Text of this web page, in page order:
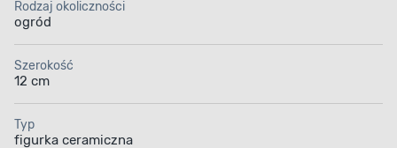
Rodzaj okoliczności
ogród
Szerokość
12 cm
Typ
figurka ceramiczna